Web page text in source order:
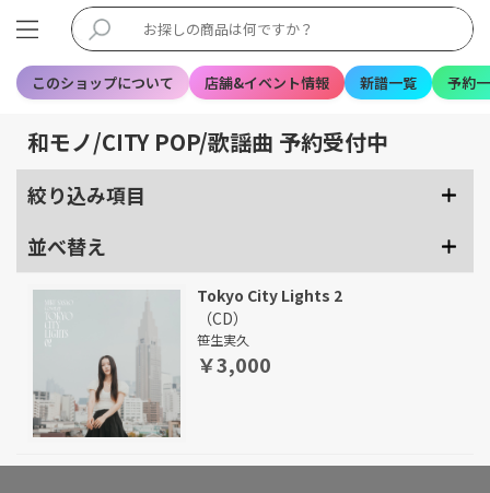
このショップについて 店舗&イベント情報 新譜一覧 予約
和モノ/CITY POP/歌謡曲 予約受付中
絞り込み項目
並べ替え
Tokyo City Lights 2
（CD）
笹生実久
￥3,000